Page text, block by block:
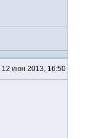
12 июн 2013, 16:50